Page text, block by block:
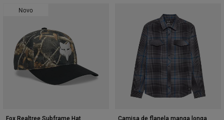
Novo
Fox Realtree Subframe Hat
Camisa de flanela manga longa